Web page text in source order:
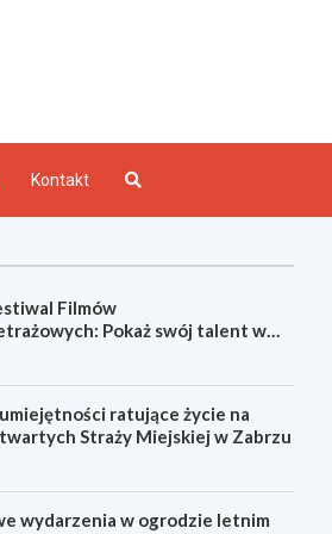
Kontakt
Filmów
Pokaż swój talent w
ratujące życie na
Straży Miejskiej w Zabrzu
wydarzenia w ogrodzie letnim